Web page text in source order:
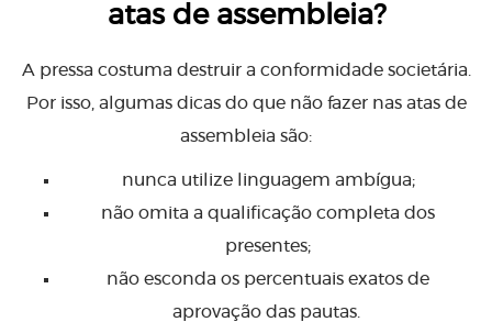
atas de assembleia?
A pressa costuma destruir a conformidade societária.
Por isso, algumas dicas do que não fazer nas atas de
assembleia são:
nunca utilize linguagem ambígua;
não omita a qualificação completa dos
presentes;
não esconda os percentuais exatos de
aprovação das pautas.